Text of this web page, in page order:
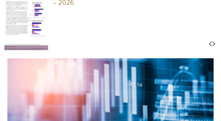
- 2026